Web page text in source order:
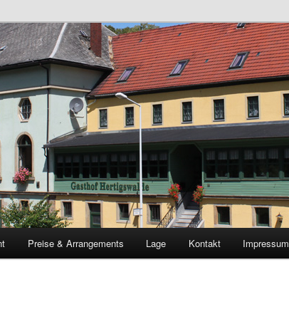
in Sebnitz – Sächsische Schweiz
Preise & Arrangements Lage Kontakt Impressum